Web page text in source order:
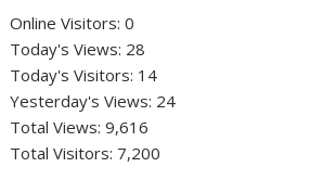
Online Visitors:0
Today's Views: 28
Today's Visitors: 14
Yesterday's Views: 24
Total Views:9,616
Total Visitors: 7,200